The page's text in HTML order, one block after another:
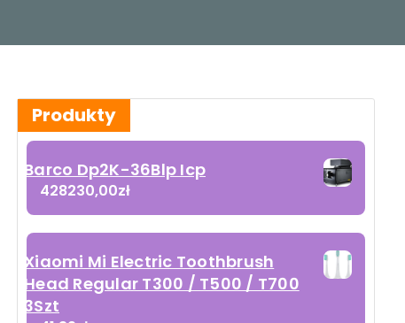
Produkty
Barco Dp2K-36Blp Icp
428230,00zł
Xiaomi Mi Electric Toothbrush
Head Regular T300 / T500 / T700
3Szt